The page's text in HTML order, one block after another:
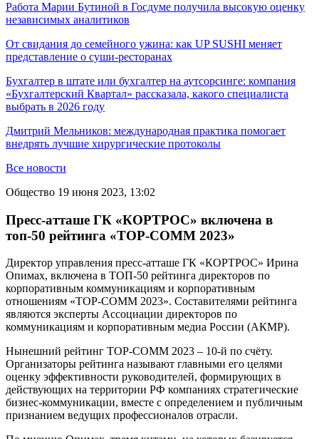
Работа Марии Бутиной в Госдуме получила высокую оценку
независимых аналитиков
От свидания до семейного ужина: как UP SUSHI меняет
представление о суши-ресторанах
Бухгалтер в штате или бухгалтер на аутсорсинге: компания
«Бухгалтерский Квартал» рассказала, какого специалиста
выбрать в 2026 году
Дмитрий Мельников: международная практика помогает
внедрять лучшие хирургические протоколы
Все новости
Общество 19 июня 2023, 13:02
Пресс-атташе ГК «КОРТРОС» включена в
топ-50 рейтинга «TOP-COMM 2023»
Директор управления пресс-атташе ГК «КОРТРОС» Ирина
Опимах, включена в ТОП-50 рейтинга директоров по
корпоративным коммуникациям и корпоративным
отношениям «TOP-COMM 2023». Составителями рейтинга
являются эксперты Ассоциации директоров по
коммуникациям и корпоративным медиа России (АКМР).
Нынешний рейтинг TOP-COMM 2023 – 10-й по счёту.
Организаторы рейтинга называют главными его целями
оценку эффективности руководителей, формирующих в
действующих на территории РФ компаниях стратегические
бизнес-коммуникации, вместе с определением и публичным
признанием ведущих профессионалов отрасли.